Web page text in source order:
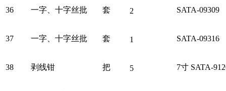
36 一字、十字丝批 套 2 SATA-09309
37 一字、十字丝批 套 1 SATA-09316
38 剥线钳 把 5 7寸 SATA-